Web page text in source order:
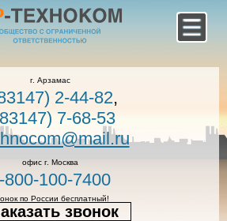
г. Арзамас
2-44-82,
7-68-53
офис г. Москва
800-100-7400
по России бесплатный!
звонок